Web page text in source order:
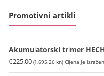
Promotivni artikli
Akumulatorski trimer
€225.00 (1,695.26 kn) Cijena je